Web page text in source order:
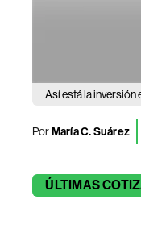
Así está la
PorMaría C. Suárez
ÚLTIMAS